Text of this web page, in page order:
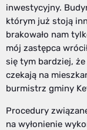
inwestycyjny.
którym już stoją
brakowało nam
mój zastępca
się tym bardziej,
czekają na
burmistrz gminy
Procedury
na wyłonienie